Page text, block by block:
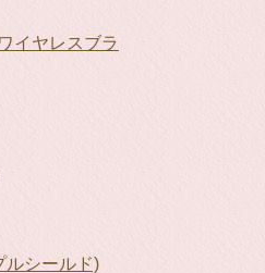
イヤレスブラ
ルシールド)